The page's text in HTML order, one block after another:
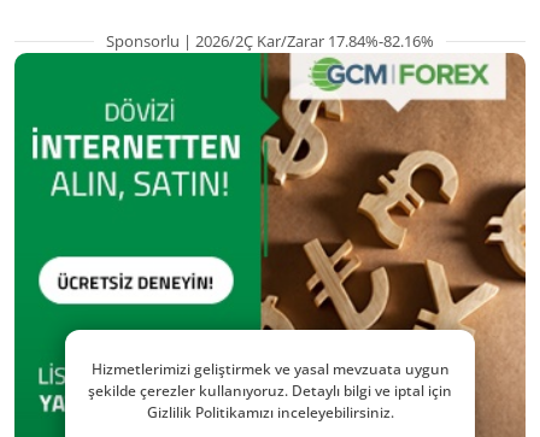
Sponsorlu | 2026/2Ç Kar/Zarar 17.84%-82.16%
Hizmetlerimizi geliştirmek ve yasal mevzuata uygun
şekilde çerezler kullanıyoruz. Detaylı bilgi ve iptal için
Gizlilik Politikamızı inceleyebilirsiniz.